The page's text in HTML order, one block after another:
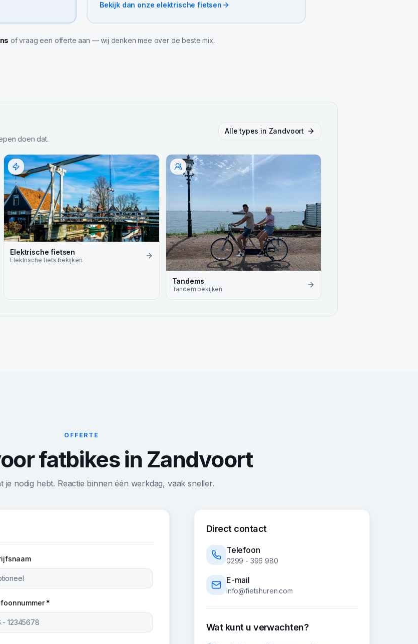
Bekijk dan onze elektrische fietsen
of vraag een offerte aan — wij denken mee over de beste mix.
doen dat.
Alle types in Zandvoort
Elektrische fietsen
Elektrische fiets bekijken
Tandems
Tandem bekijken
OFFERTE
fatbikes in Zandvoort
je nodig hebt. Reactie binnen één werkdag, vaak sneller.
*
Direct contact
Telefoon
0299 - 396 980
E-mail
info@fietshuren.com
Wat kunt u verwachten?